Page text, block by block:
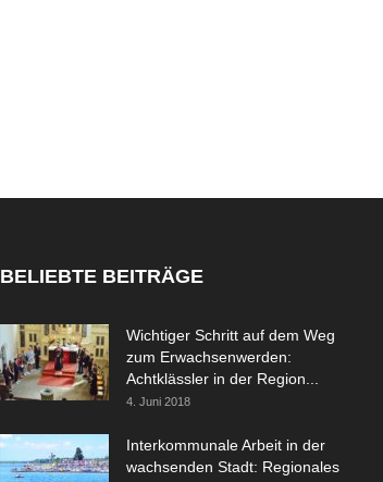
BELIEBTE BEITRÄGE
Wichtiger Schritt auf dem Weg
zum Erwachsenwerden:
Achtklässler in der Region...
4. Juni 2018
Interkommunale Arbeit in der
wachsenden Stadt: Regionales